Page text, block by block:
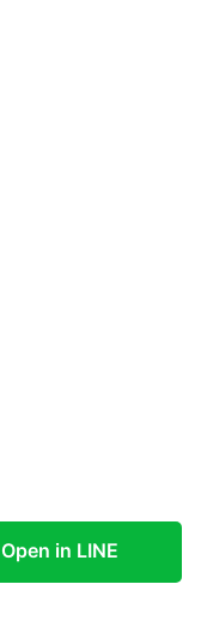
Open in LINE